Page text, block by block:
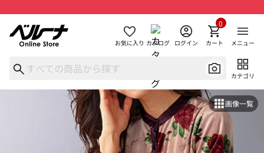
お気に入り カタログ ログイン カート
0
メニュー
カテゴリ
画像一覧